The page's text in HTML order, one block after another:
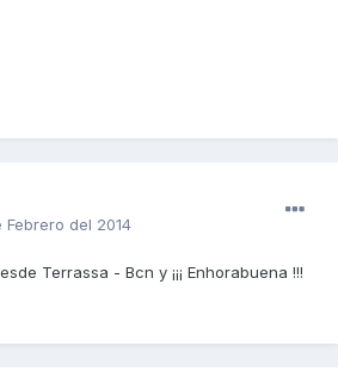
Febrero del 2014
Terrassa - Bcn y ¡¡¡ Enhorabuena !!!